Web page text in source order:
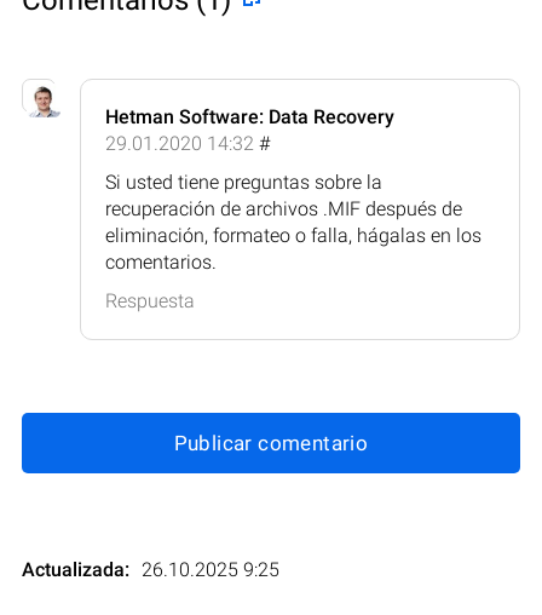
Hetman Software: Data Recovery
29.01.2020 14:32 #
Si usted tiene preguntas sobre la
recuperación de archivos .MIF después de
eliminación, formateo o falla, hágalas en los
comentarios.
Respuesta
Publicar comentario
Actualizada: 26.10.2025 9:25